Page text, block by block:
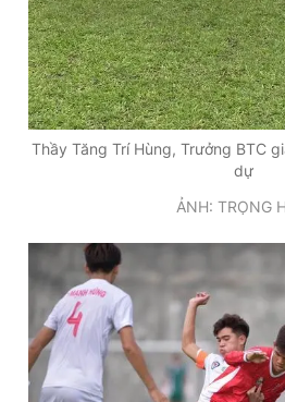
Thầy Tăng Trí Hùng, Trưởng BTC
dự
ẢNH: TRỌNG